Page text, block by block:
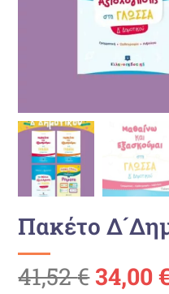
Πακέτο
41,52€ 34,00€